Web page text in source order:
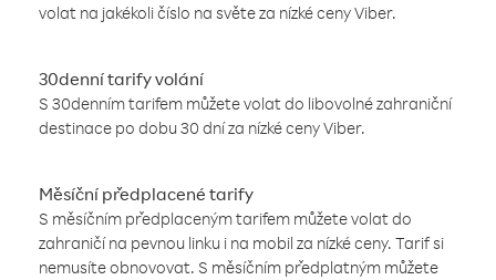
volat na jakékoli číslo na světe za nízké ceny Viber.
30denní tarify volání
S 30denním tarifem můžete volat do libovolné zahraniční
destinace po dobu 30 dní za nízké ceny Viber.
Měsíční předplacené tarify
S měsíčním předplaceným tarifem můžete volat do
zahraničí na pevnou linku i na mobil za nízké ceny. Tarif si
nemusíte obnovovat. S měsíčním předplatným můžete